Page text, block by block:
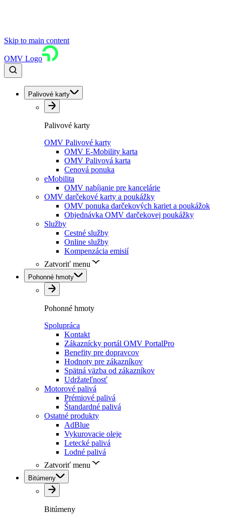
Skip to main content
OMV Logo
Palivové karty
Palivové karty
OMV Palivové karty
OMV E-Mobility karta
OMV Palivová karta
Cenová ponuka
eMobilita
OMV nabíjanie pre kancelárie
OMV darčekové karty a poukážky
OMV ponuka darčekových kariet a poukážok
Objednávka OMV darčekovej poukážky
Služby
Cestné služby
Online služby
Kompenzácia emisií
Zatvoriť menu
Pohonné hmoty
Pohonné hmoty
Spolupráca
Kontakt
Zákaznícky portál OMV PortalPro
Benefity pre dopravcov
Hodnoty pre zákazníkov
Spätná väzba od zákazníkov
Udržateľnosť
Motorové palivá
Prémiové palivá
Štandardné palivá
Ostatné produkty
AdBlue
Vykurovacie oleje
Letecké palivá
Lodné palivá
Zatvoriť menu
Bitúmeny
Bitúmeny